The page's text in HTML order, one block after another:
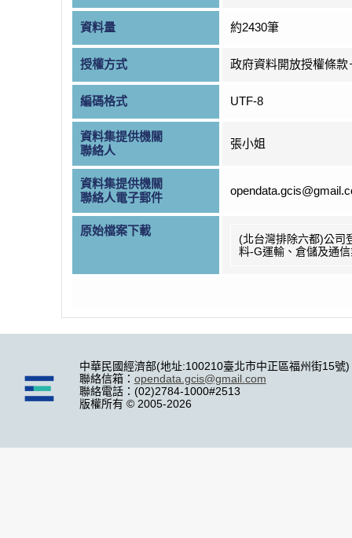
資料量 約2430筆
授權方式 政府資料開放授權條款
編碼格式 UTF-8
資料集提供機關
聯絡人
張小姐
資料集提供機關
聯絡人電子郵件
原始檔案下載
(北台灣排除六都)公司
料-G運輸、倉儲及通
中華民國經濟部(地址:100210臺北市中正區福州街15號)
聯絡信箱： opendata.gcis@gmail.com
聯絡電話：(02)2784-1000#2513
版權所有 © 2005-2026